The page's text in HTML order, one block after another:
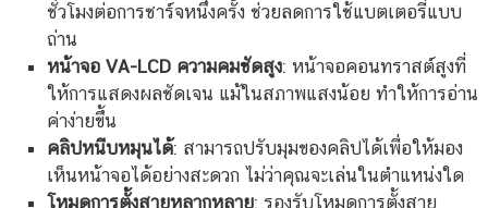
ชั่วโมงต่อการชาร์จหนึ่งครั้ง ช่วยลดการใช้แบตเตอรี่แบบ
ถ่าน
หน้าจอ VA-LCD ความคมชัดสูง: หน้าจอคอนทราสต์สูงที่
ให้การแสดงผลชัดเจน แม้ในสภาพแสงน้อย ทำให้การอ่าน
ค่าง่ายขึ้น
คลิปหนีบหมุนได้: สามารถปรับมุมของคลิปได้เพื่อให้มอง
เห็นหน้าจอได้อย่างสะดวก ไม่ว่าคุณจะเล่นในตำแหน่งใด
โหมดการตั้งสายหลากหลาย: รองรับโหมดการตั้งสาย